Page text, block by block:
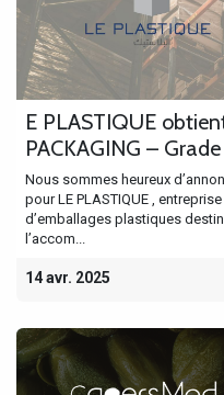
E PLASTIQUE
PACKAGING –
Nous sommes heureux
pour LE PLASTIQUE ,
d’emballages plastiques
l’accom...
14 avr. 2025